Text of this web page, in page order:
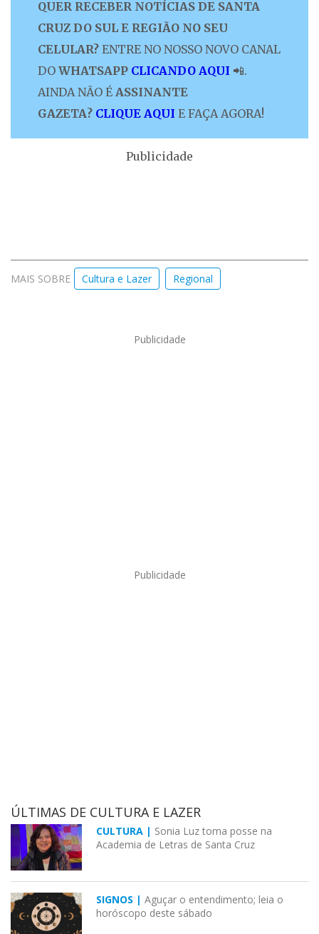
QUER RECEBER NOTÍCIAS DE SANTA
CRUZ DO SUL E REGIÃO NO SEU
CELULAR? ENTRE NO NOSSO NOVO CANAL
DO WHATSAPP CLICANDO AQUI 📲.
AINDA NÃO É ASSINANTE
GAZETA? CLIQUE AQUI E FAÇA AGORA!
Publicidade
MAIS SOBRE Cultura e Lazer Regional
Publicidade
Publicidade
ÚLTIMAS DE CULTURA E LAZER
CULTURA | Sonia Luz toma posse na
Academia de Letras de Santa Cruz
SIGNOS | Aguçar o entendimento; leia o
horóscopo deste sábado